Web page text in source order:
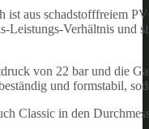
ist aus schadstofffreiem
Leistungs-Verhältnis und
von 22 bar und die
und formstabil,
Classic in den